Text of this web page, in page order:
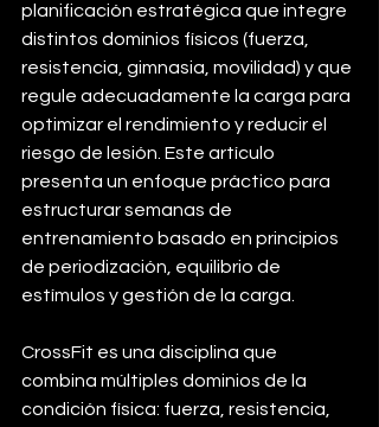
planificación estratégica que integre
distintos dominios físicos (fuerza,
resistencia, gimnasia, movilidad) y que
regule adecuadamente la carga para
optimizar el rendimiento y reducir el
riesgo de lesión. Este artículo
presenta un enfoque práctico para
estructurar semanas de
entrenamiento basado en principios
de periodización, equilibrio de
estímulos y gestión de la carga.
CrossFit es una disciplina que
combina múltiples dominios de la
condición física: fuerza, resistencia,